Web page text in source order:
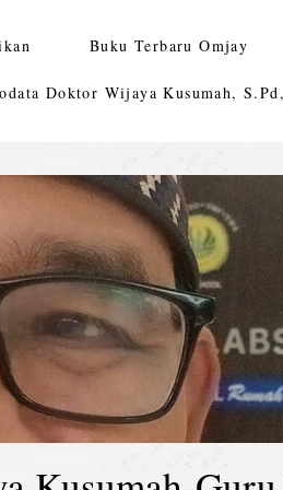
Buku Terbaru Omjay
Doktor Wijaya Kusumah,